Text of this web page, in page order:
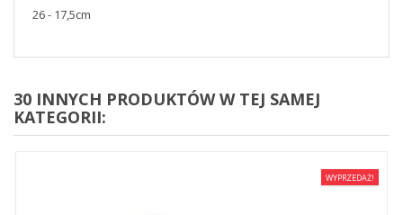
26 - 17,5cm
30 INNYCH PRODUKTÓW W TEJ SAMEJ
KATEGORII:
WYPRZEDAŻ!